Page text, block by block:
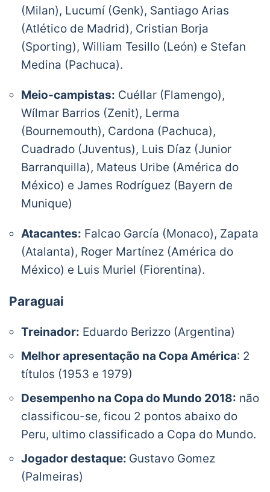
(Milan), Lucumí (Genk), Santiago Arias
(Atlético de Madrid), Cristian Borja
(Sporting), William Tesillo (León) e Stefan
Medina (Pachuca).
Meio-campistas: Cuéllar (Flamengo),
Wílmar Barrios (Zenit), Lerma
(Bournemouth), Cardona (Pachuca),
Cuadrado (Juventus), Luis Díaz (Junior
Barranquilla), Mateus Uribe (América do
México) e James Rodríguez (Bayern de
Munique)
Atacantes: Falcao García (Monaco), Zapata
(Atalanta), Roger Martínez (América do
México) e Luis Muriel (Fiorentina).
Paraguai
Treinador: Eduardo Berizzo (Argentina)
Melhor apresentação na Copa América: 2
títulos (1953 e 1979)
Desempenho na Copa do Mundo 2018: não
classificou-se, ficou 2 pontos abaixo do
Peru, ultimo classificado a Copa do Mundo.
Jogador destaque: Gustavo Gomez
(Palmeiras)